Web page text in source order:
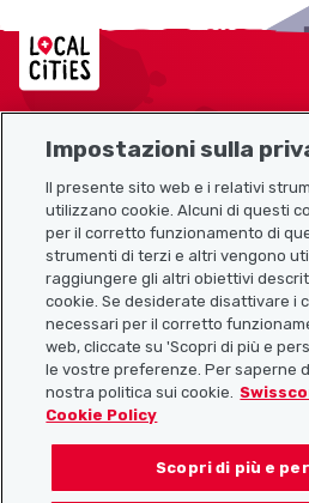
Localcities
Link utili
Scarica l’app Localcities
Seguiteci su:
Impostazioni sulla
Il presente sito web e i relativi
utilizzano cookie. Alcuni di questi
per il corretto funzionamento di
strumenti di terzi e altri vengono
raggiungere gli altri obiettivi
cookie. Se desiderate disattivare i
necessari per il corretto
web, cliccate su 'Scopri di più e
le vostre preferenze. Per saperne
nostra politica sui cookie.
Cookie Policy
Scopri di più e